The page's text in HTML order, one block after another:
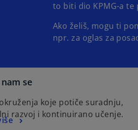
to biti dio KPMG-a
Ako želiš, mogu ti
npr. za oglas za
se
koje potiče suradnju,
razvoj i kontinuirano učenje.